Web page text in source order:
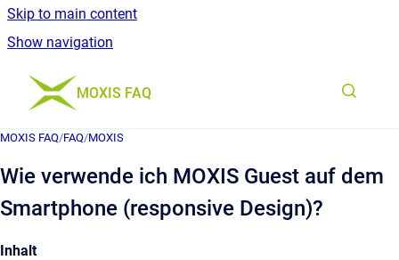
Skip to main content
Show navigation
Go to homepage
MOXIS FAQ
MOXIS FAQ/FAQ/MOXIS
Wie verwende ich MOXIS Guest auf dem
Smartphone (responsive Design)?
Inhalt